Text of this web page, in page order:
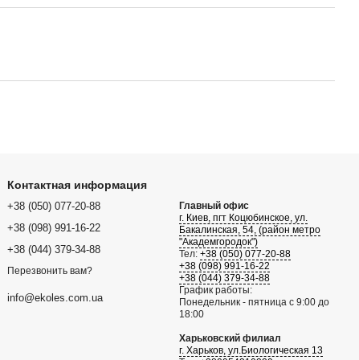
Контактная информация
+38 (050) 077-20-88
+38 (098) 991-16-22
+38 (044) 379-34-88
Перезвонить вам?
info@ekoles.com.ua
Главный офис
г. Киев, пгт Коцюбинское, ул.
Бакалинская, 54, (район метро
"Академгородок")
Тел: +38 (050) 077-20-88
+38 (098) 991-16-22
+38 (044) 379-34-88
График работы:
Понедельник - пятница с 9:00 до
18:00
Харьковский филиал
г. Харьков, ул.Биологическая 13